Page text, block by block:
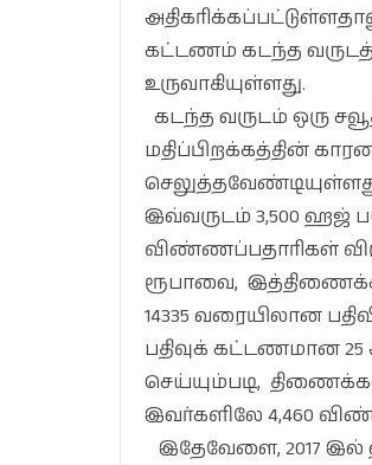
கட்டணம் கடந்த
உருவாகியுள்ளது.
கடந்த வருடம் ஒரு
மதிப்பிறக்கத்தின்
இவ்வருடம் 3,500 ஹஜ்
விண்ணப்பதாரிகள்
ரூபாவை,
14335 வரையிலான
பதிவுக் கட்டணமான
செய்யும்படி,
இவர்களிலே 4,460
இதேவேளை, 2017